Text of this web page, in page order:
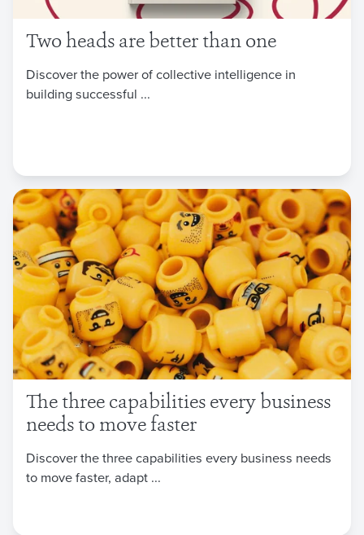
Two heads are better than one
Discover the power of collective intelligence in
building successful ...
The three capabilities every business
needs to move faster
Discover the three capabilities every business needs
to move faster, adapt ...